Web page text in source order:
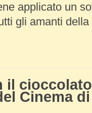
applicato un
gli amanti
Giolitti
il
Cinema